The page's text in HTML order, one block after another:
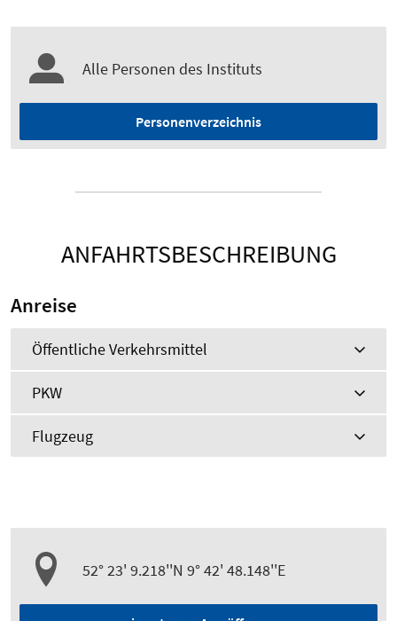
Alle Personen des Instituts
Personenverzeichnis
ANFAHRTSBESCHREIBUNG
Anreise
Öffentliche Verkehrsmittel
PKW
Flugzeug
52° 23' 9.218''N 9° 42' 48.148''E